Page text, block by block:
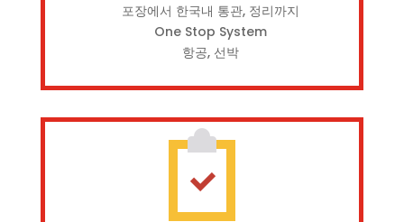
포장에서 한국내 통관, 정리까지
One Stop System
항공, 선박